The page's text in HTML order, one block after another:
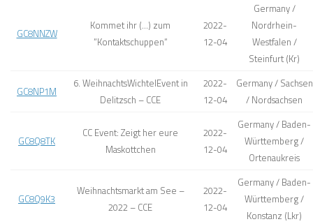
GC8NNZW
Kommet ihr (…) zum
“Kontaktschuppen“
2022-
12-04
Germany /
Nordrhein-
Westfalen /
Steinfurt (Kr)
GC8NP1M
6. WeihnachtsWichtelEvent in
Delitzsch – CCE
2022-
12-04
Germany / Sachsen
/ Nordsachsen
GC8Q8TK
CC Event: Zeigt her eure
Maskottchen
2022-
12-04
Germany / Baden-
Württemberg /
Ortenaukreis
GC8Q9K3
Weihnachtsmarkt am See –
2022 – CCE
2022-
12-04
Germany / Baden-
Württemberg /
Konstanz (Lkr)